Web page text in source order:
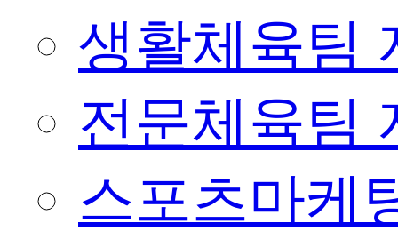
생활체육팀
전문체육팀
스포츠마케